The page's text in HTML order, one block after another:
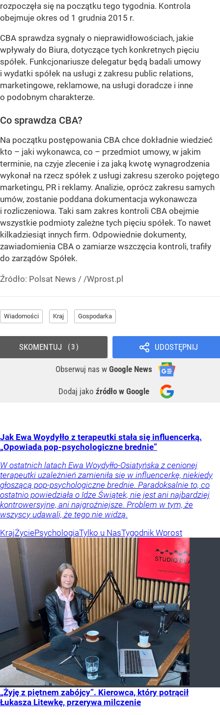
rozpoczęła się na początku tego tygodnia. Kontrola
obejmuje okres od 1 grudnia 2015 r.
CBA sprawdza sygnały o nieprawidłowościach, jakie
wpływały do Biura, dotyczące tych konkretnych pięciu
spółek. Funkcjonariusze delegatur będą badali umowy
i wydatki spółek na usługi z zakresu public relations,
marketingowe, reklamowe, na usługi doradcze i inne
o podobnym charakterze.
Co sprawdza CBA?
Na początku postępowania CBA chce dokładnie wiedzieć
kto – jaki wykonawca, co – przedmiot umowy, w jakim
terminie, na czyje zlecenie i za jaką kwotę wynagrodzenia
wykonał na rzecz spółek z usługi zakresu szeroko pojętego
marketingu, PR i reklamy. Analizie, oprócz zakresu samych
umów, zostanie poddana dokumentacja wykonawcza
i rozliczeniowa. Taki sam zakres kontroli CBA obejmie
wszystkie podmioty zależne tych pięciu spółek. To nawet
kilkadziesiąt innych firm. Odpowiednie dokumenty,
zawiadomienia CBA o zamiarze wszczęcia kontroli, trafiły
do zarządów Spółek.
Źródło: Polsat News / /Wprost.pl
Wiadomości Kraj Gospodarka
UDOSTĘPNIJ
Obserwuj nas w Google News
Dodaj jako źródło w Google
SKOMENTUJ 3
Jak Ewa Woydyłło z terapeutki stała się influencerką.
„Opowiada pop-psychologiczne brednie”
W ostatnich latach Ewa Woydyłło-Osiatyńska z cenionej
terapeutki uzależnień zamieniła się w influencerkę, niekiedy
głoszącą pop-psychologiczne brednie. Paradoksalnie to, co
ostatnio powiedziała o Idze Świątek, nie jest ani najbardziej
kontrowersyjne, ani najgroźniejsze. Problem w tym, że
wszyscy udawali, że tego nie widzą.
KrajŻyciePsychologiaTylko u NasTygodnik Wprost
„Żyję z piętnem zabójcy”. Kierowca, który potrącił
Łukasza Litewkę, przerywa milczenie